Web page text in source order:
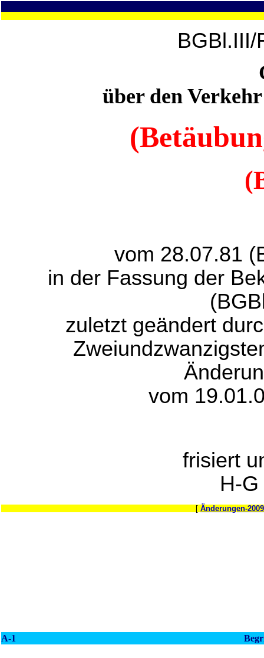
BGBl.III/
über den
vom 28.07.81
in der Fassung der
zuletzt geändert
vom
frisiert
H-
[ Änderungen-2009
A-1